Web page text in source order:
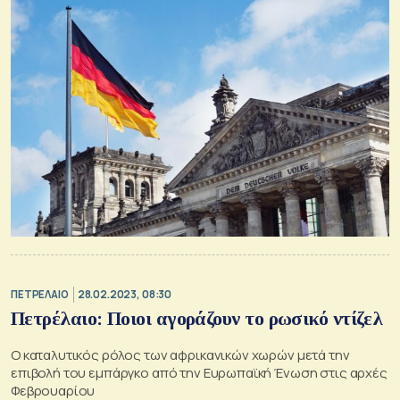
ΠΕΤΡΕΛΑΙΟ 28.02.2023, 08:30
Πετρέλαιο: Ποιοι αγοράζουν το ρωσικό ντίζελ
Ο καταλυτικός ρόλος των αφρικανικών χωρών μετά την
επιβολή του εμπάργκο από την Ευρωπαϊκή Ένωση στις αρχές
Φεβρουαρίου